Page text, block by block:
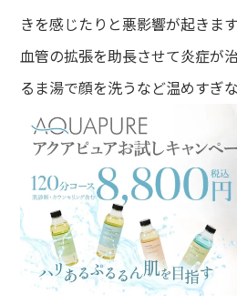
ペーン
一覧
る質問
きを感じたりと悪影響が起きま
血管の拡張を助長させて炎症が
るま湯で顔を洗うなど温めすぎ